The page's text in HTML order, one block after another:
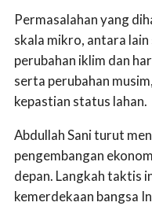
Permasalahan yang
skala mikro, antara
perubahan iklim dan
serta perubahan
kepastian status lahan.
Abdullah Sani turut
pengembangan
depan. Langkah taktis
kemerdekaan bangsa